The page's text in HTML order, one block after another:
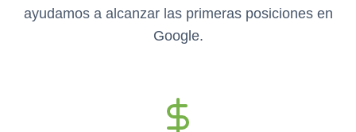
ayudamos a alcanzar las primeras posiciones en
Google.